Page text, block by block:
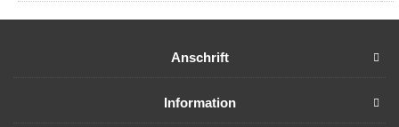
Anschrift
Information